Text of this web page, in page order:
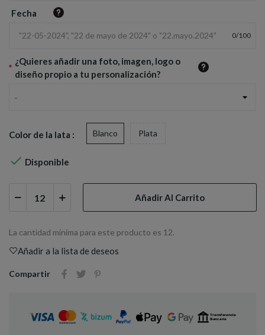
Fecha
0/100
*
¿Quieres añadir una foto, imagen, logo o
diseño propio a tu personalización?
-
Color de la lata : Blanco Plata
 Disponible
Añadir Al Carrito
La cantidad mínima para este producto es 12.
Añadir a la lista de deseos
Compartir